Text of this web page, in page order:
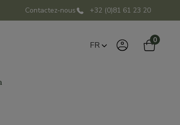
Contactez-nous +32 (0)81 61 23 20
FR 0